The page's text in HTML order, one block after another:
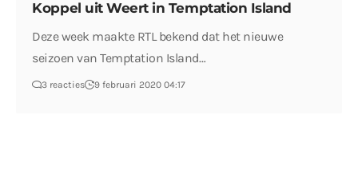
Koppel uit Weert in Temptation Island
Deze week maakte RTL bekend dat het nieuwe
seizoen van Temptation Island…
3 reacties 9 februari 2020 04:17